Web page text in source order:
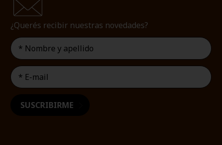
¿Querés recibir nuestras novedades?